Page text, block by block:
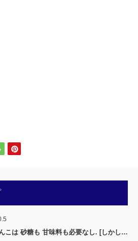
こは 砂糖も 甘味料も必要なし. [しかし…